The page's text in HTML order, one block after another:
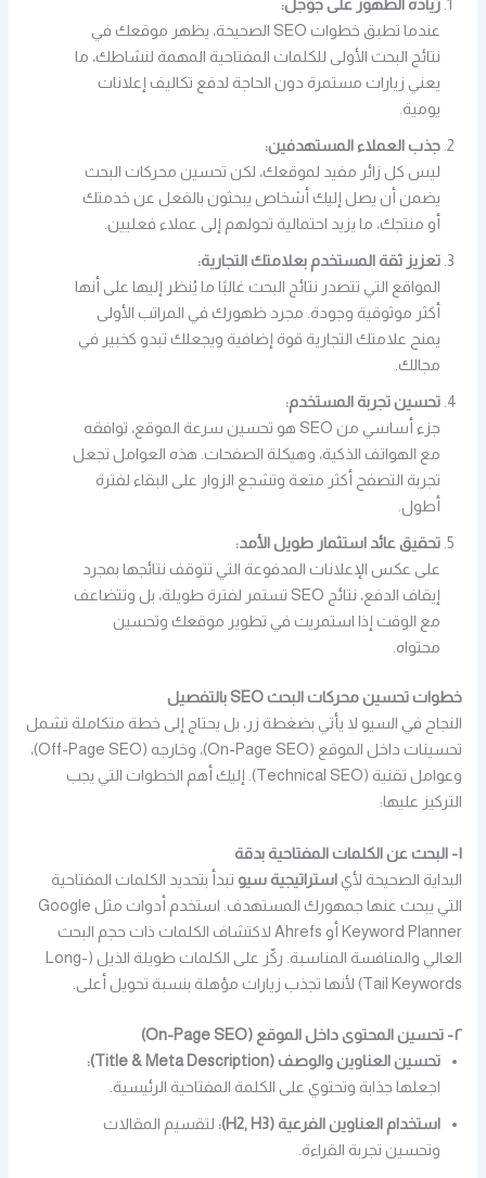
زيادة الظهور على جوجل:
عندما تطبق خطوات SEO الصحيحة، يظهر موقعك في
نتائج البحث الأولى للكلمات المفتاحية المهمة لنشاطك، ما
يعني زيارات مستمرة دون الحاجة لدفع تكاليف إعلانات
يومية.
جذب العملاء المستهدفين:
ليس كل زائر مفيد لموقعك، لكن تحسين محركات البحث
يضمن أن يصل إليك أشخاص يبحثون بالفعل عن خدمتك
أو منتجك، ما يزيد احتمالية تحولهم إلى عملاء فعليين.
تعزيز ثقة المستخدم بعلامتك التجارية:
المواقع التي تتصدر نتائج البحث غالبًا ما يُنظر إليها على أنها
أكثر موثوقية وجودة. مجرد ظهورك في المراتب الأولى
يمنح علامتك التجارية قوة إضافية ويجعلك تبدو كخبير في
مجالك.
تحسين تجربة المستخدم:
جزء أساسي من SEO هو تحسين سرعة الموقع، توافقه
مع الهواتف الذكية، وهيكلة الصفحات. هذه العوامل تجعل
تجربة التصفح أكثر متعة وتشجع الزوار على البقاء لفترة
أطول.
تحقيق عائد استثمار طويل الأمد:
على عكس الإعلانات المدفوعة التي تتوقف نتائجها بمجرد
إيقاف الدفع، نتائج SEO تستمر لفترة طويلة، بل وتتضاعف
مع الوقت إذا استمريت في تطوير موقعك وتحسين
محتواه.
خطوات تحسين محركات البحث SEO بالتفصيل
النجاح في السيو لا يأتي بضغطة زر، بل يحتاج إلى خطة متكاملة تشمل
تحسينات داخل الموقع (On-Page SEO)، وخارجه (Off-Page SEO)،
وعوامل تقنية (Technical SEO). إليك أهم الخطوات التي يجب
التركيز عليها:
١- البحث عن الكلمات المفتاحية بدقة
البداية الصحيحة لأياستراتيجية سيو تبدأ بتحديد الكلمات المفتاحية
التي يبحث عنها جمهورك المستهدف. استخدم أدوات مثل Google
Keyword Planner أو Ahrefs لاكتشاف الكلمات ذات حجم البحث
العالي والمنافسة المناسبة. ركّز على الكلمات طويلة الذيل (Long-
Tail Keywords) لأنها تجذب زيارات مؤهلة بنسبة تحويل أعلى.
٢- تحسين المحتوى داخل الموقع (On-Page SEO)
تحسين العناوين والوصف (Title & Meta Description):
اجعلها جذابة وتحتوي على الكلمة المفتاحية الرئيسية.
استخدام العناوين الفرعية (H2, H3):
لتقسيم المقالات
وتحسين تجربة القراءة.